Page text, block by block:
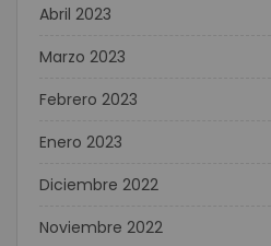
Abril 2023
Marzo 2023
Febrero 2023
Enero 2023
Diciembre 2022
Noviembre 2022